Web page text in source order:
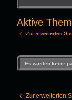
Aktive
Zur erweiterten
Es wurden keine
Zur erweiterten